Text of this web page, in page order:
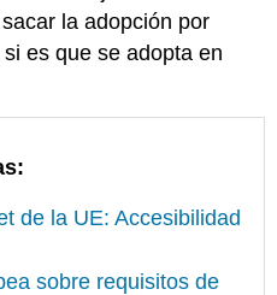
la adopción por
es que se adopta en
de la UE: Accesibilidad
sobre requisitos de